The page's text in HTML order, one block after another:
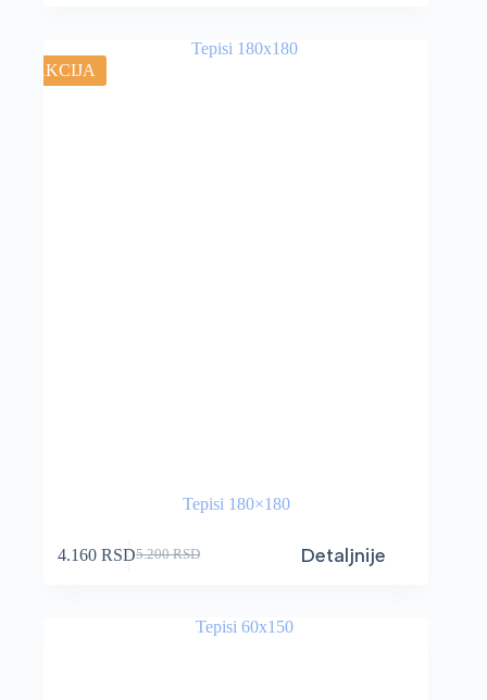
AKCIJA
Tepisi 180×180
5.200RSD
4.160RSD Detaljnije